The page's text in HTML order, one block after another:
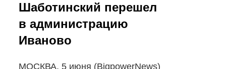
Шаботинский перешел
в администрацию
Иваново
МОСКВА, 5 июня (BigpowerNews)